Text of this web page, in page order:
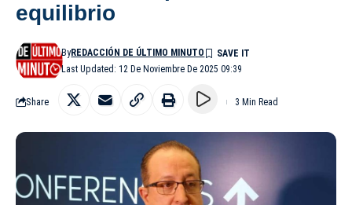
equilibrio
Last Updated: 12 De Noviembre De 2025 09:39
ByREDACCIÓN DE ÚLTIMO MINUTO
Share 3 Min Read